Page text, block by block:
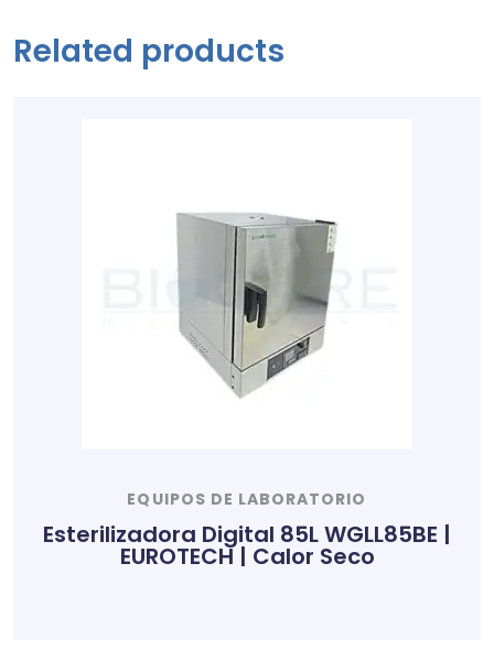
Related products
EQUIPOS DE LABORATORIO
Esterilizadora Digital 85L WGLL85BE |
EUROTECH | Calor Seco